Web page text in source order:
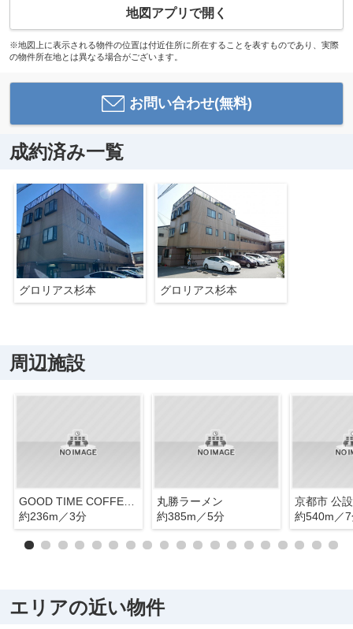
地図アプリで開く
※地図上に表示される物件の位置は付近住所に所在することを表すものであり、実際
の物件所在地とは異なる場合がございます。
お問い合わせ(無料)
成約済み一覧
グロリアス杉本 グロリアス杉本
周辺施設
GOOD TIME COFFEE(グッドタイムコーヒー)
約236m／3分
丸勝ラーメン
約385m／5分
約540m／
エリアの近い物件